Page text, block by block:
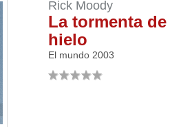
Rick Moody
La tormenta de
hielo
El mundo 2003